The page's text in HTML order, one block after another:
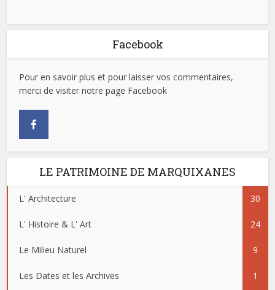
Facebook
Pour en savoir plus et pour laisser vos commentaires,
merci de visiter notre page Facebook
LE PATRIMOINE DE MARQUIXANES
L' Architecture 30
L' Histoire & L' Art 24
Le Milieu Naturel 9
Les Dates et les Archives 1